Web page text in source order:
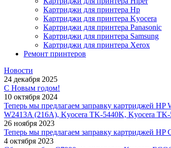
Картриджи для принтера Hp
Картриджи для принтера Kyocera
Картриджи для принтера Panasonic
Картриджи для принтера Samsung
Картриджи для принтера Xerox
Ремонт принтеров
Новости
24 декабря 2025
С Новым годом!
10 октября 2024
Теперь мы предлагаем заправку картриджей
W2413A (216A), Kyocera TK-5440K, Kyocera
26 ноября 2023
Теперь мы предлагаем заправку картриджей
4 октября 2023